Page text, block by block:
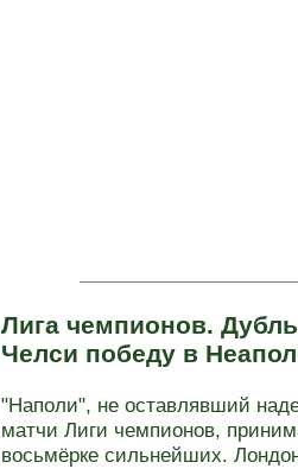
Лига чемпионов.
Челси победу в
"Наполи", не оставлявший
матчи Лиги чемпионов,
восьмёрке сильнейших.